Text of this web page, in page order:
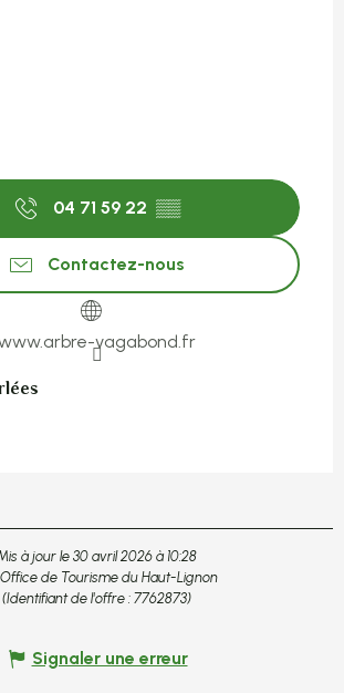
04 71 59 22 ▒▒
Contactez-nous
vagabond.fr
à jour le 30 avril 2026 à 10:28
de Tourisme du Haut-Lignon
(Identifiant de l'offre : 7762873)
Signaler une erreur